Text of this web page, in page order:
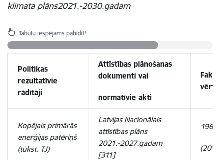
klimata plāns2021.-2030.gadam
Tabulu iespējams pabīdīt!
Politikas
rezultatīvie
rādītāji
Attīstības plānošanas
dokumenti vai
normatīvie akti
Kopējais primārās
enerģijas patēriņš
(tūkst. TJ)
Latvijas Nacionālais
attīstības plāns
2021.-2027.gadam
[311]
196